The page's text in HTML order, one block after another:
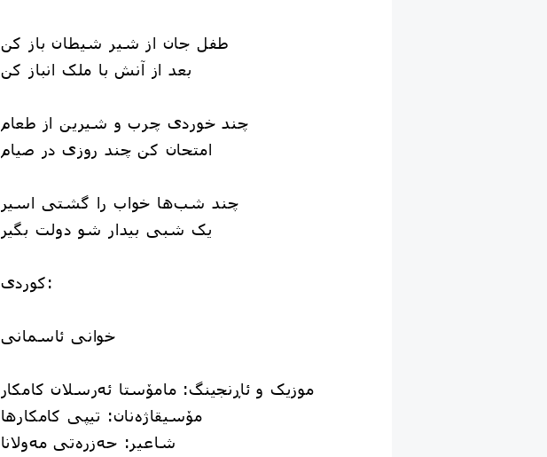
طفل جان از شیر شی‍طان باز ک‍ن
بعد از آن‍ش با مل‍ک انباز ک‍ن
چ‍ند خوردی چرب و شی‍ری‍ن از طعام
امتحان ک‍ن چ‍ند روزی در صیام
چ‍ند شب‌ها خواب را گ‍شت‍ی اسی‍ر
یک شب‍ی بی‍دار ش‍و دول‍ت بگی‍ر
کوردی:
خوانی ئاسمانی
موزیک و ئاڕنجینگ: مامۆستا ئەرسلان کامکار
مۆسیقاژەنان: تیپی کامکارها
شاعیر: حەزرەتی مەولانا